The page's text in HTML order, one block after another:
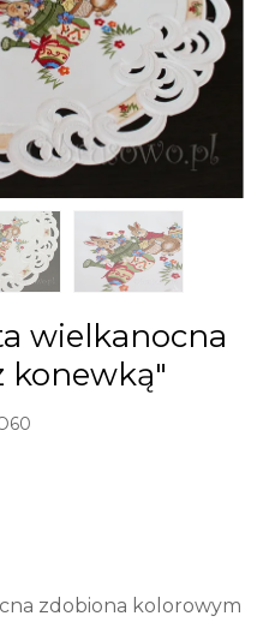
wielkanocna
konewką"
zdobiona kolorowym